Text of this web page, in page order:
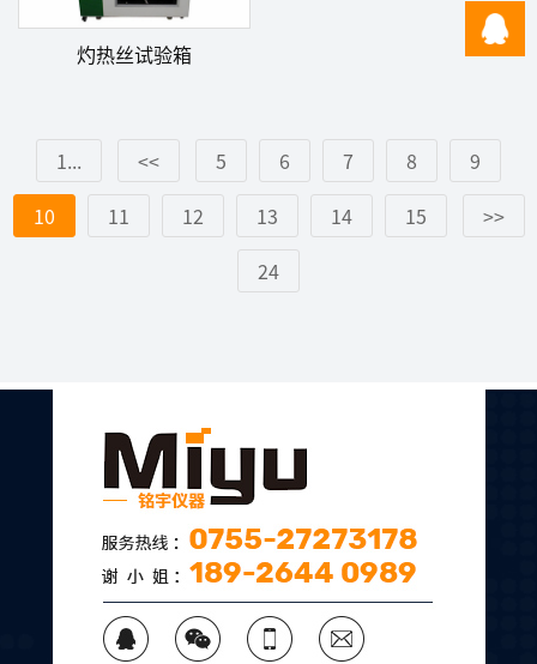
灼热丝试验箱
1... << 5 6 7 8
9
10
11 12 13 14 15
>>
24